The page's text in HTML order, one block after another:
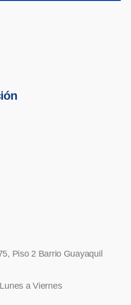
Piso 2 Barrio Guayaquil
a Viernes